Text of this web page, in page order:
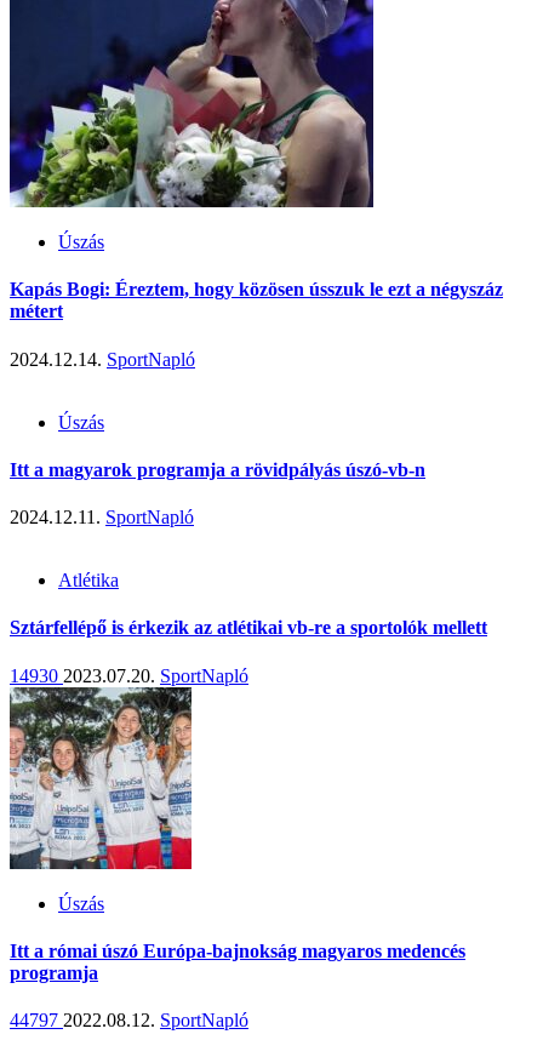
Úszás
Kapás Bogi: Éreztem, hogy közösen ússzuk le ezt a négyszáz
métert
2024.12.14. SportNapló
Úszás
Itt a magyarok programja a rövidpályás úszó-vb-n
2024.12.11. SportNapló
Atlétika
Sztárfellépő is érkezik az atlétikai vb-re a sportolók mellett
14930 2023.07.20. SportNapló
Úszás
Itt a római úszó Európa-bajnokság magyaros medencés
programja
44797 2022.08.12. SportNapló